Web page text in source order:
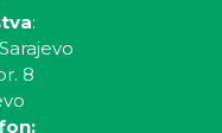
:
8